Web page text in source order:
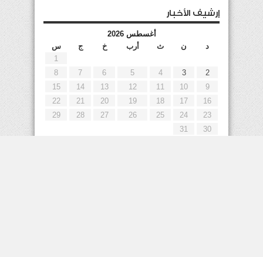
إرشيف الأخبار
أغسطس 2026
د
ن ث أرب خ ج
س
1
2
3
4
5
6
7
8
9
10
11
12
13
14
15
16
17
18
19
20
21
22
23
24
25
26
27
28
29
30
31